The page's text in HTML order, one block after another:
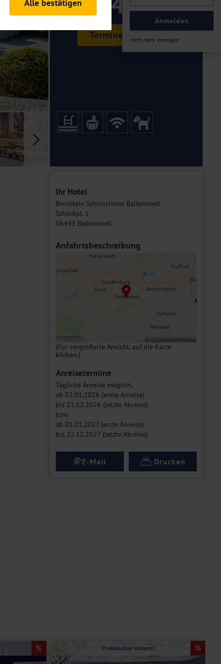
Anmelden
nicht mehr anzeigen
Termine & Preise
Ihr Hotel
Bernstein Schlosshotel Ballenstedt
Schloßpl. 1
06493 Ballenstedt
Anfahrtsbeschreibung
(Für vergrößerte Ansicht, auf die Karte
klicken.)
Anreisetermine
Tägliche Anreise möglich,
ab 02.01.2026 (erste Anreise)
bis 21.12.2026 (letzte Abreise)
bzw.
ab 01.01.2027 (erste Anreise)
bis 22.12.2027 (letzte Abreise)
@E-Mail Drucken
Preisknaller sichern!
und Analysen. Mithilfe
Auftritts ermitteln und
es zu einer Drittlands
Daten finden Sie in unseren
Alle bestätigen